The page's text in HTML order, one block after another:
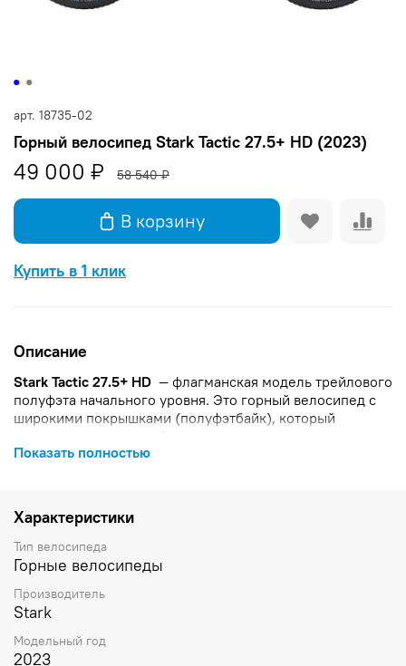
арт. 18735-02
Горный велосипед Stark Tactic 27.5+ HD (2023)
49 000 ₽ 58 540 ₽
В корзину
Купить в 1 клик
Описание
Stark Tactic 27.5+ HD — флагманская модель трейлового
полуфэта начального уровня. Это горный велосипед с
широкими покрышками (полуфэтбайк), который
пересечённой местности.
Рама. Изготовлена из алюминиевого сплава 6061
с гидроформингом и баттингом труб. Имеет
конусный рулевой стакан, скрытую прокладку
Амортизационная вилка.
ходом 120 мм, блокировкой хода и Boost-
стандартом на оси.
Показать полностью
Характеристики
Тип велосипеда
Горные велосипеды
Производитель
Stark
Модельный год
2023